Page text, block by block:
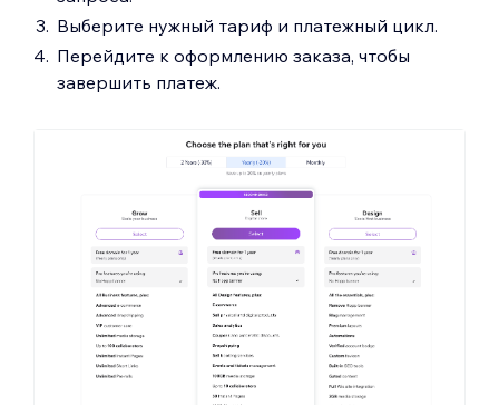
Выберите нужный тариф и платежный цикл.
Перейдите к оформлению заказа, чтобы
завершить платеж.